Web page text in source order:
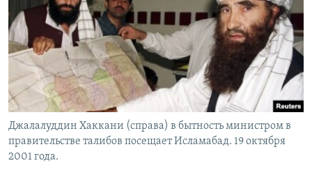
Джалалуддин Хаккани (справа) в бытность министром в
правительстве талибов посещает Исламабад. 19 октября
2001 года.